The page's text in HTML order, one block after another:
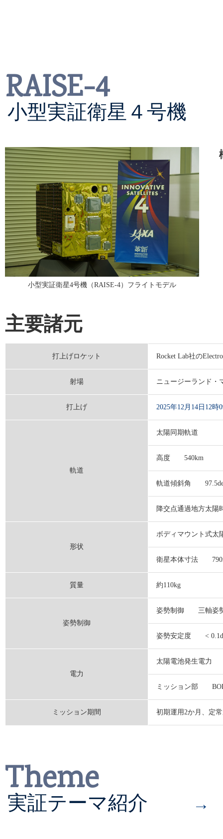
「革新的衛星技術実証
リリースを掲載しました
2025/12/11
「革新的衛星技術実証
リリースを掲載しました
2025/12/08
「革新的衛星技術実証
を掲載しました
2025/12/06
「革新的衛星技術実証
リリース を掲載しました
2025/12/05
「人に聞く ～4号機に
社（GEMINI）インタビ
「人に聞く ～4号機に関
（LEOMI）インタビュー
2025/12/04
革新的衛星技術実証４
2025/12/04
「人に聞く ～4号機に関
門インタビューを掲載し
ピックアップに
2025/11/27
RAISE-4
小型実証衛星４号機
小型実証衛星4号機（RAISE-4）フライトモデル
主要諸元
打上げロケット Rocket Lab社の
射場 ニュージーランド・
打上げ 2025年12月14日12
軌道
太陽同期軌道
高度 540km
軌道傾斜角
降交点通過地方太
形状
ボディマウント式太
衛星本体寸法
質量 約110kg
姿勢制御
姿勢制御 三軸姿勢
姿勢安定度 <
電力
太陽電池発生電力
ミッション部
ミッション期間 初期運用2か月、定
Theme
実証テーマ紹介 →